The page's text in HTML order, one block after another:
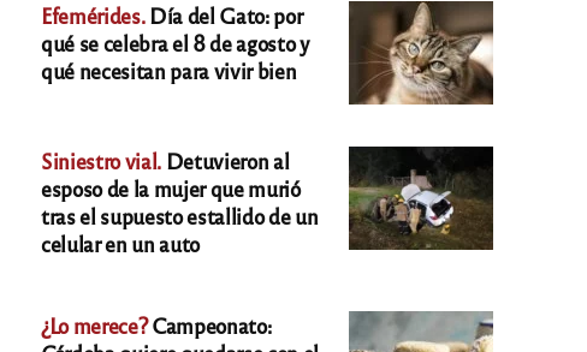
Efemérides.Día del Gato: por
qué se celebra el 8 de agosto y
qué necesitan para vivir bien
Siniestro vial. Detuvieron al
esposo de la mujer que murió
tras el supuesto estallido de un
celular en un auto
¿Lo merece?Campeonato: